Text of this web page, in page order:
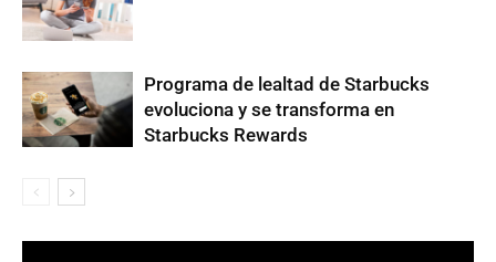
Programa de lealtad de Starbucks
evoluciona y se transforma en
Starbucks Rewards